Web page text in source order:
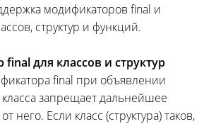
модификаторов final и
структур и функций.
для классов и структур
final при объявлении
класса запрещает дальнейшее
него. Если класс (структура) таков,